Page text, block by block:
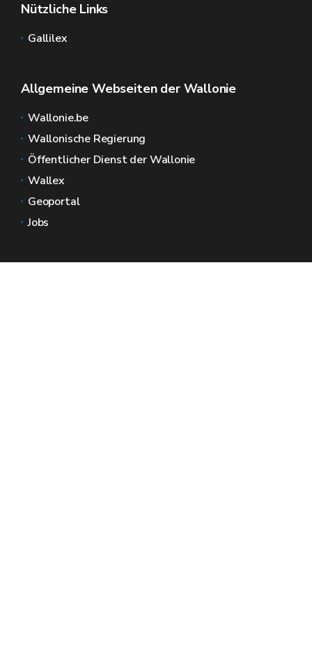
Nützliche Links
Gallilex
Allgemeine Webseiten der Wallonie
Wallonie.be
Wallonische Regierung
Öffentlicher Dienst der Wallonie
Wallex
Geoportal
Jobs